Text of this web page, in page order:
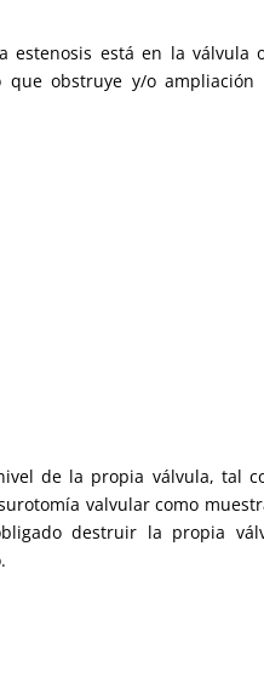
estenosis está en la válvula
obstruye y/o ampliación
de la propia válvula, tal
valvular como
destruir la propia